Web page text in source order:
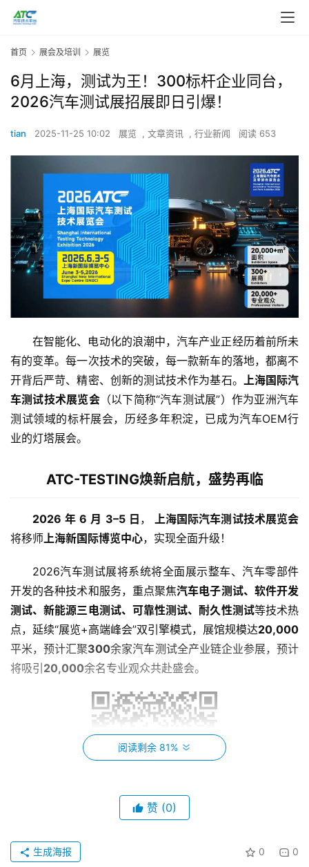
首页 展会及培训 展览
6月上海，测试为王！300标杆企业同台，
2026汽车测试展招展即日引爆！
tian 2025-11-25 10:02 展览 , 文章资讯 , 行业新闻 阅读 653
在智能化、电动化的浪潮中，汽车产业正经历着前所未
有的变革。每一次技术的突破，每一款新车的落地，都离不
开背后严苛、精密、创新的测试技术作为基石。 上海国际汽
车测试技术展览会（以下简称“汽车测试展”）作为亚洲汽车
测试领域的标杆展会，历经多年积淀，已成为汽车OEM行
业的灯塔展会。
ATC-TESTING焕新启航，盛势再临
2026 年 6 月 3–5 日 ，
上海国际汽车测试技术展览会
将移师上海新国际博览中心，实现全面升级！
2026汽车测试展将系统将全面展示整车、汽车零部件
开发的各种技术和服务，重点聚焦汽车电子测试、软件开发
测试、新能源三电测试、可靠性测试、耐久性测试等技术热
点，延续“展览+高端峰会”双引擎模式，展馆规模达20,000
平米，预计汇聚300余家汽车测试全产业链企业参展，预计
将吸引 20,000余名专业观众共赴盛会。
展位咨询
阅读剩余 81%
赞 (0)
0 0
生成海报